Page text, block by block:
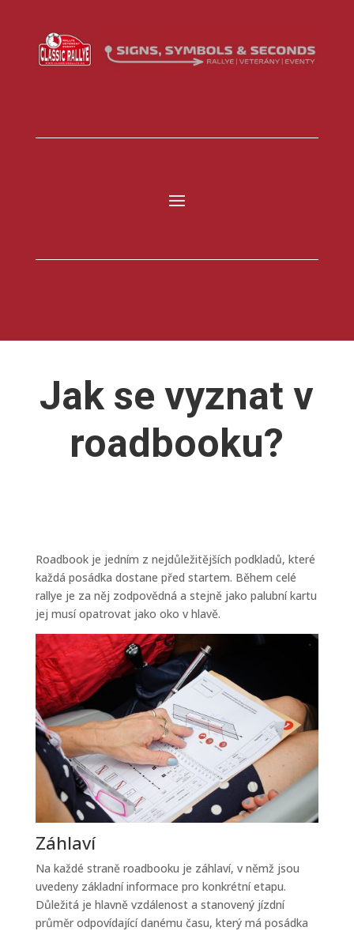
Jak se vyznat v
roadbooku?
Roadbook je jedním z nejdůležitějších podkladů, které
každá posádka dostane před startem. Během celé
rallye je za něj zodpovědná a stejně jako palubní kartu
jej musí opatrovat jako oko v hlavě.
Záhlaví
Na každé straně roadbooku je záhlaví, v němž jsou
uvedeny základní informace pro konkrétní etapu.
Důležitá je hlavně vzdálenost a stanovený jízdní
průměr odpovídající danému času, který má posádka